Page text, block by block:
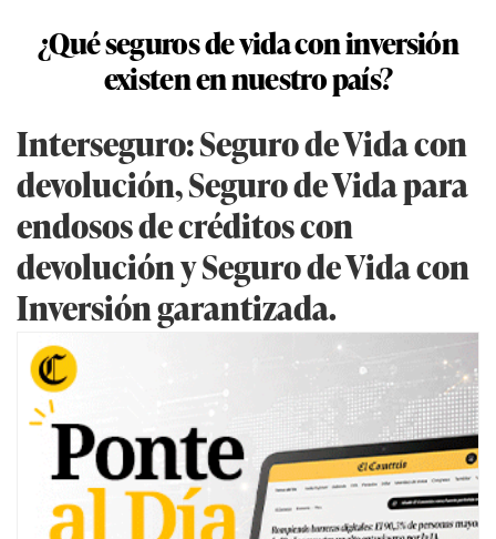
¿Qué seguros de vida con inversión
existen en nuestro país?
Interseguro: Seguro de Vida con
devolución, Seguro de Vida para
endosos de créditos con
devolución y Seguro de Vida con
Inversión garantizada.